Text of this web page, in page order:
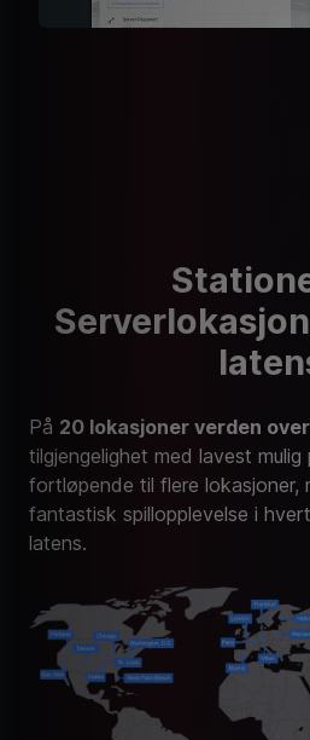
På 20 lokasjoner verden over
tilgjengelighet med lavest mulig
fortløpende til flere lokasjoner,
fantastisk spillopplevelse i
latens.